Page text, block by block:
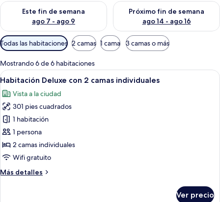
Este fin de semana
ago 7 - ago 9
Consulta la disponibilidad para este fin de semana ago 7 -
Próximo fin de semana
ago 14 - ago 16
Consulta la disponibilidad
Filtros
disponibles
para
las
habitaciones
Todas las habitaciones 2 camas 1 cama 3 camas o más
Mostrando 6 de 6 habitaciones
Abrir
todas
las
fotos
de
Habitación
Deluxe
con
camas
Habitación de hotel con dos camas,
11
Habitación Deluxe con 2 camas individuales
Vista a la ciudad
301 pies cuadrados
1 habitación
1 persona
2 camas individuales
Wifi gratuito
Más detalles
Más
Ver precio